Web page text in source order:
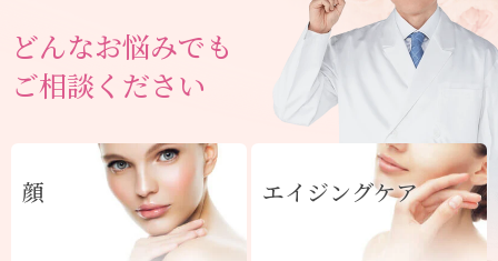
どんなお悩みでも
ご相談ください
顔 エイジングケア